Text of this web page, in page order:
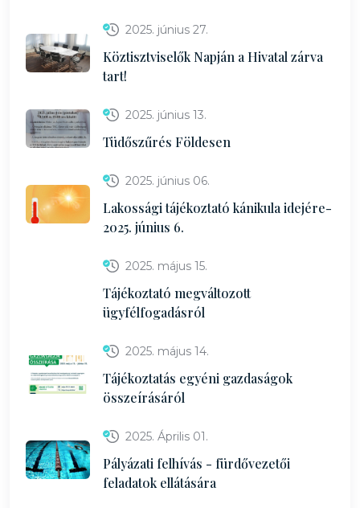
2025. június 27.
Köztisztviselők Napján a Hivatal zárva
tart!
2025. június 13.
Tüdőszűrés Földesen
2025. június 06.
Lakossági tájékoztató kánikula idejére-
2025. június 6.
2025. május 15.
Tájékoztató megváltozott
ügyfélfogadásról
2025. május 14.
Tájékoztatás egyéni gazdaságok
összeírásáról
2025. Április 01.
Pályázati felhívás - fürdővezetői
feladatok ellátására